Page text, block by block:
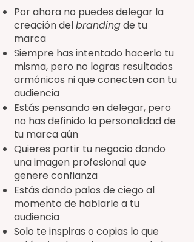
Por ahora no puedes delegar la
creación delbrandingde tu
marca
Siempre has intentado hacerlo tu
misma, pero no logras resultados
armónicos ni que conecten con tu
audiencia
Estás pensando en delegar, pero
no has definido la personalidad de
tu marca aún
Quieres partir tu negocio dando
una imagen profesional que
genere confianza
Estás dando palos de ciego al
momento de hablarle a tu
audiencia
Solo te inspiras o copias lo que